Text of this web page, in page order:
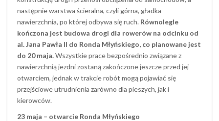
następnie warstwa ścieralna, czyli górna, gładka
nawierzchnia, po której odbywa się ruch. Równolegle
kończona jest budowa drogi dla rowerów na odcinku od
al. Jana Pawła II do Ronda Młyńskiego, co planowane jest
do 20 maja.Wszystkie prace bezpośrednio związane z
nawierzchnią jezdni zostaną zakończone jeszcze przed jej
otwarciem, jednak w trakcie robót mogą pojawiać się
przejściowe utrudnienia zarówno dla pieszych, jak i
kierowców.
23 maja – otwarcie Ronda Młyńskiego